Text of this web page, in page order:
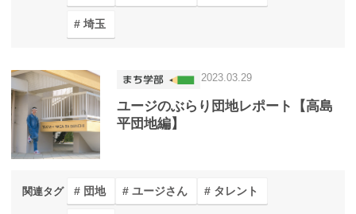
埼玉
ユージのぶらり団地レポート【高島
平団地編】
2023.03.29
関連タグ 団地 ユージさん タレント